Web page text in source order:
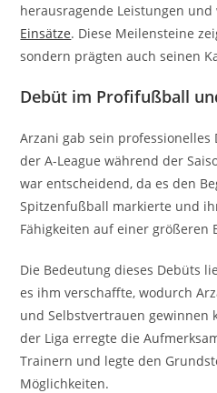
herausragende Leistungen und
Einsätze. Diese Meilensteine
sondern prägten auch seinen
Debüt im Profifußball
Arzani gab sein
der A-League während der
war entscheidend, da es den
Spitzenfußball markierte und
Fähigkeiten auf einer größeren
Die Bedeutung dieses Debüts
es ihm verschaffte, wodurch
und Selbstvertrauen gewinnen
der Liga erregte die
Trainern und legte den
Möglichkeiten.